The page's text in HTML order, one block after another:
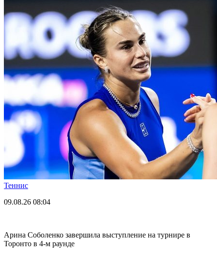
Теннис
09.08.26 08:04
Арина Соболенко завершила выступление на турнире в
Торонто в 4-м раунде